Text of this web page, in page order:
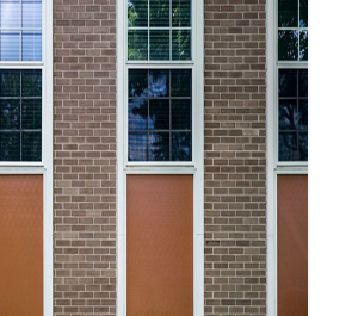
Dimetildiclorosilano